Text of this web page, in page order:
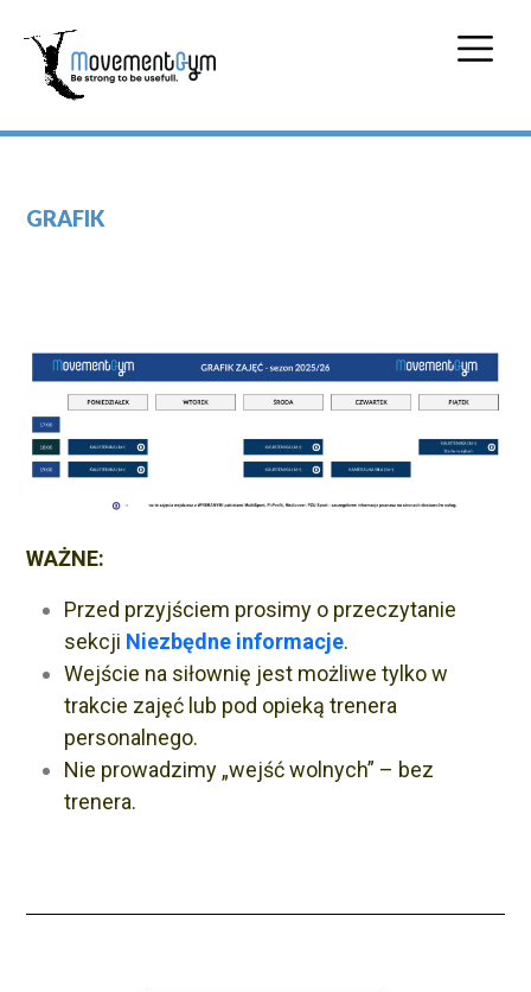
GRAFIK
WAŻNE:
Przed przyjściem prosimy o przeczytanie
sekcji Niezbędne informacje.
Wejście na siłownię jest możliwe tylko w
trakcie zajęć lub pod opieką trenera
personalnego.
Nie prowadzimy „wejść wolnych” – bez
trenera.